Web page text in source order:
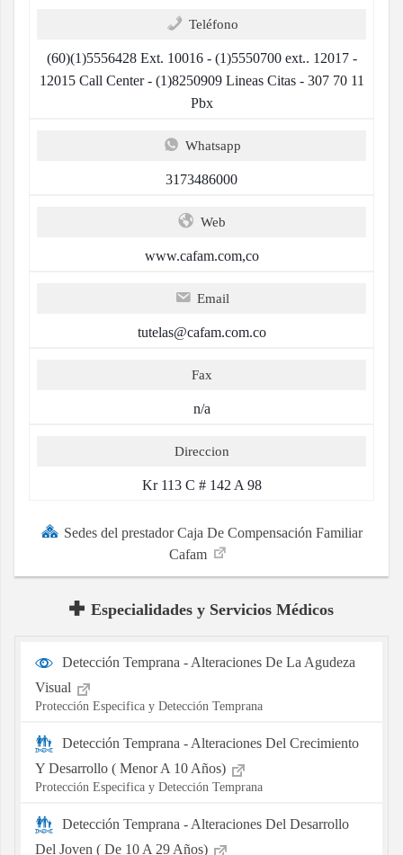
Teléfono
(60)(1)5556428 Ext. 10016 - (1)5550700 ext.. 12017 -
12015 Call Center - (1)8250909 Lineas Citas - 307 70 11
Pbx
Whatsapp
3173486000
Web
www.cafam.com,co
Email
tutelas@cafam.com.co
Fax
n/a
Direccion
Kr 113 C # 142 A 98
Sedes del prestador Caja De Compensación Familiar
Cafam
Especialidades y Servicios Médicos
Detección Temprana - Alteraciones De La Agudeza
Visual
Protección Especifica y Detección Temprana
Detección Temprana - Alteraciones Del Crecimiento
Y Desarrollo ( Menor A 10 Años)
Protección Especifica y Detección Temprana
Detección Temprana - Alteraciones Del Desarrollo
Del Joven ( De 10 A 29 Años)